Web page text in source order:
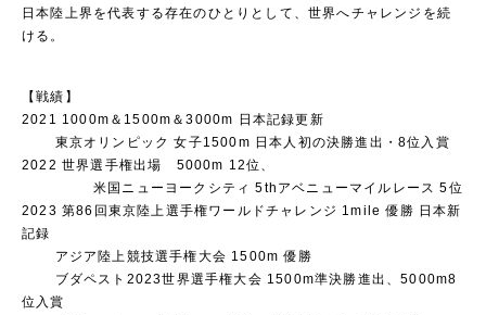
日本陸上界を代表する存在のひとりとして、世界へチャレンジを続
ける。
【戦績】
2021 1000m＆1500m＆3000m 日本記録更新
東京オリンピック 女子1500m 日本人初の決勝進出・8位入賞
2022 世界選手権出場 5000m 12位、
米国ニューヨークシティ 5thアベニューマイルレース 5位
2023 第86回東京陸上選手権ワールドチャレンジ 1mile 優勝 日本新
記録
アジア陸上競技選手権大会 1500m 優勝
ブダペスト2023世界選手権大会 1500m準決勝進出、5000m8
位入賞